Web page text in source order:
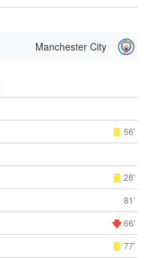
Manchester City
56'
26'
81'
66'
77'